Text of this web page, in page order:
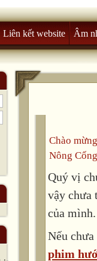
Liên kết website Âm
Chào
Nông
Quý vị
vậy chưa
của mình.
Nếu
phim